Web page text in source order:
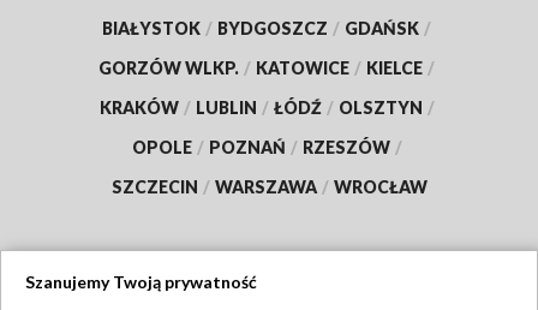
BIAŁYSTOK / BYDGOSZCZ / GDAŃSK /
GORZÓW WLKP. / KATOWICE / KIELCE /
KRAKÓW / LUBLIN / ŁÓDŹ / OLSZTYN /
OPOLE / POZNAŃ / RZESZÓW /
SZCZECIN / WARSZAWA / WROCŁAW
Szanujemy Twoją prywatność